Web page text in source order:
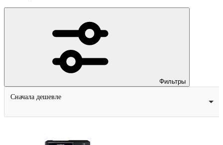
Фильтры
Сначала дешевле